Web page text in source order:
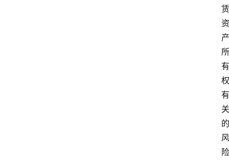
赁
资
产
所
有
权
有
关
的
风
险